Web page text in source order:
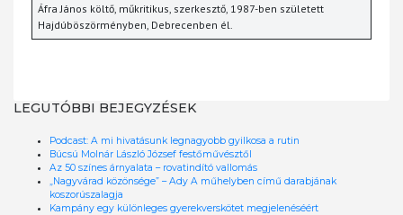
Áfra János költő, műkritikus, szerkesztő, 1987-ben született
Hajdúböszörményben, Debrecenben él.
LEGUTÓBBI BEJEGYZÉSEK
Podcast: A mi hivatásunk legnagyobb gyilkosa a rutin
Búcsú Molnár László József festőművésztől
Az 50 színes árnyalata – rovatindító vallomás
„Nagyvárad közönsége” – Ady A műhelyben című darabjának
koszorúszalagja
Kampány egy különleges gyerekverskötet megjelenéséért